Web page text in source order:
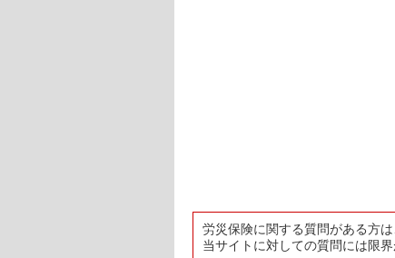
労災保険に関する質問がある方
当サイトに対しての質問には限界